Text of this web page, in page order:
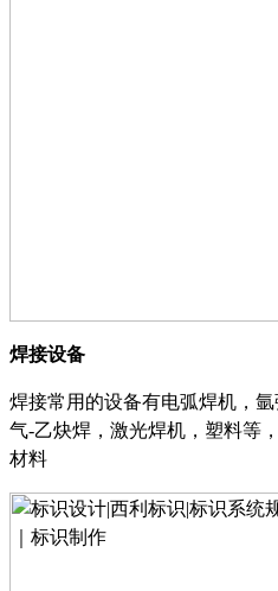
焊接设备
焊接常用的设备有电弧焊机，氩
气-乙炔焊，激光焊机，塑料等
材料